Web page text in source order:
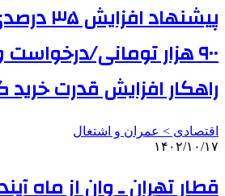
پیشنهاد
۹۰۰ هزار تومانی/درخواست
راهکار افزایش قدرت خرید
اقتصادی > عمران و اشتغال
۱۴۰۲/۱۰/۱۷
قطار تهران ـ وان از ماه